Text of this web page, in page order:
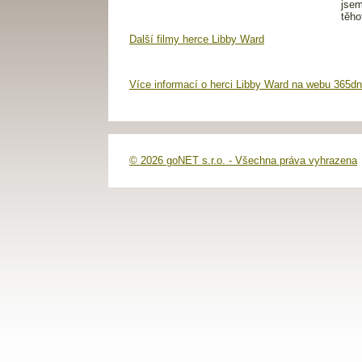
Další filmy herce Libby Ward
Více informací o herci Libby Ward na webu
© 2026 goNET s.r.o. - Všechna práva vyhrazena